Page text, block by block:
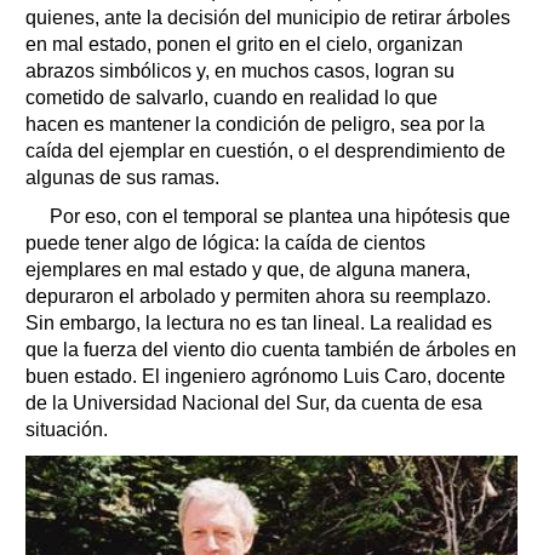
quienes, ante la decisión del municipio de retirar árboles
en mal estado, ponen el grito en el cielo, organizan
abrazos simbólicos y, en muchos casos, logran su
cometido de salvarlo, cuando en realidad lo que
hacen es mantener la condición de peligro, sea por la
caída del ejemplar en cuestión, o el desprendimiento de
algunas de sus ramas.
Por eso, con el temporal se plantea una hipótesis que
puede tener algo de lógica: la caída de cientos
ejemplares en mal estado y que, de alguna manera,
depuraron el arbolado y permiten ahora su reemplazo.
Sin embargo, la lectura no es tan lineal. La realidad es
que la fuerza del viento dio cuenta también de árboles en
buen estado. El ingeniero agrónomo Luis Caro, docente
de la Universidad Nacional del Sur, da cuenta de esa
situación.